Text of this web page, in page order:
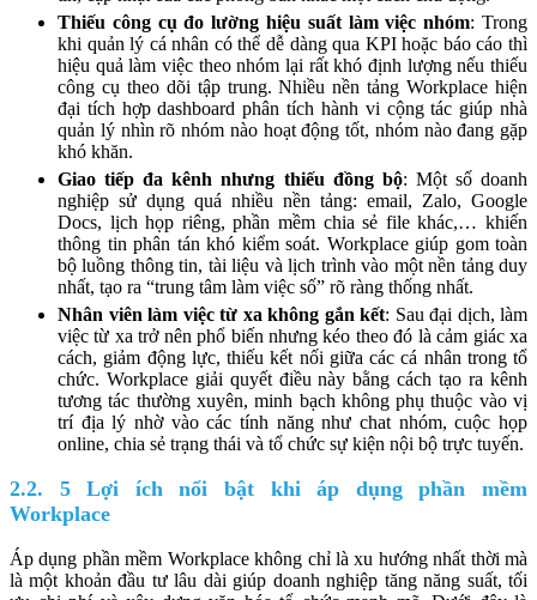
Thiếu công cụ đo lường hiệu suất làm việc nhóm: Trong
khi quản lý cá nhân có thể dễ dàng qua KPI hoặc báo cáo thì
hiệu quả làm việc theo nhóm lại rất khó định lượng nếu thiếu
công cụ theo dõi tập trung. Nhiều nền tảng Workplace hiện
đại tích hợp dashboard phân tích hành vi cộng tác giúp nhà
quản lý nhìn rõ nhóm nào hoạt động tốt, nhóm nào đang gặp
khó khăn.
Giao tiếp đa kênh nhưng thiếu đồng bộ: Một số doanh
nghiệp sử dụng quá nhiều nền tảng: email, Zalo, Google
Docs, lịch họp riêng, phần mềm chia sẻ file khác,… khiến
thông tin phân tán khó kiểm soát. Workplace giúp gom toàn
bộ luồng thông tin, tài liệu và lịch trình vào một nền tảng duy
nhất, tạo ra “trung tâm làm việc số” rõ ràng thống nhất.
Nhân viên làm việc từ xa không gắn kết: Sau đại dịch, làm
việc từ xa trở nên phổ biến nhưng kéo theo đó là cảm giác xa
cách, giảm động lực, thiếu kết nối giữa các cá nhân trong tổ
chức. Workplace giải quyết điều này bằng cách tạo ra kênh
tương tác thường xuyên, minh bạch không phụ thuộc vào vị
trí địa lý nhờ vào các tính năng như chat nhóm, cuộc họp
online, chia sẻ trạng thái và tổ chức sự kiện nội bộ trực tuyến.
2.2. 5 Lợi ích nổi bật khi áp dụng phần mềm
Workplace
Áp dụng phần mềm Workplace không chỉ là xu hướng nhất thời mà
là một khoản đầu tư lâu dài giúp doanh nghiệp tăng năng suất, tối